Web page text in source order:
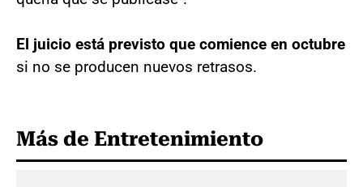
El juicio está previsto que comience en octubre
si no se producen nuevos retrasos.
Más de Entretenimiento